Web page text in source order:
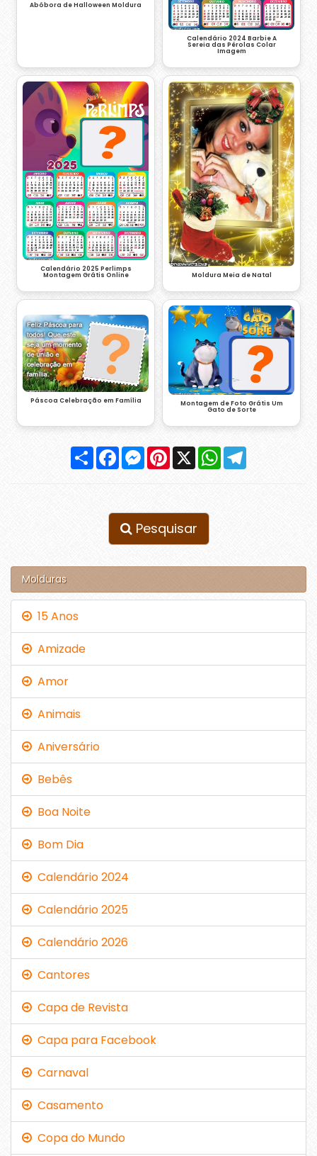
Abóbora de Halloween Moldura
Calendário 2024 Barbie A
Sereia das Pérolas Colar
Imagem
Calendário 2025 Perlimps
Montagem Grátis Online Moldura Meia de Natal
Páscoa Celebração em Família Montagem de Foto Grátis Um
Gato de Sorte
Compartilhar
FacebookMessenger
Pinterest
X WhatsApp
Pesquisar
Molduras
15 Anos
Amizade
Amor
Animais
Aniversário
Bebês
Boa Noite
Bom Dia
Calendário 2024
Calendário 2025
Calendário 2026
Cantores
Capa de Revista
Capa para Facebook
Carnaval
Casamento
Copa do Mundo